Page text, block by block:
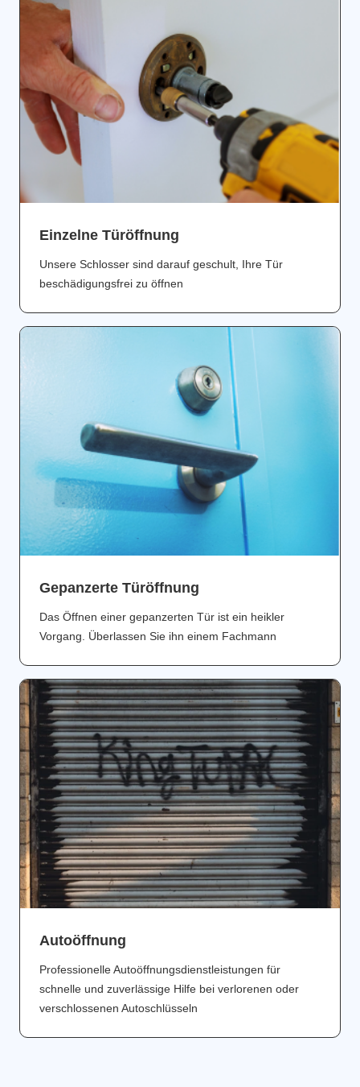
Einzelne Türöffnung
Unsere Schlosser sind darauf geschult, Ihre Tür
beschädigungsfrei zu öffnen
Gepanzerte Türöffnung
Das Öffnen einer gepanzerten Tür ist ein heikler
Vorgang. Überlassen Sie ihn einem Fachmann
Аutoöffnung
Professionelle Autoöffnungsdienstleistungen für
schnelle und zuverlässige Hilfe bei verlorenen oder
verschlossenen Autoschlüsseln